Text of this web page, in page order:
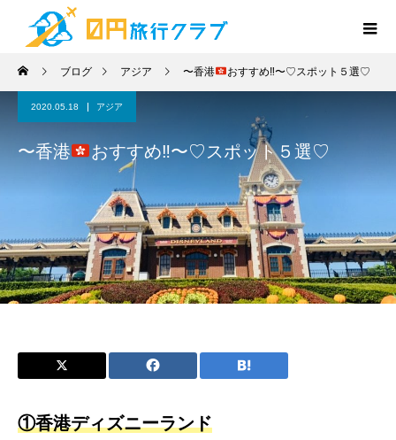
ブログ アジア 〜香港 おすすめ‼︎〜♡スポット５選♡
2020.05.18 アジア
〜香港 おすすめ‼︎〜♡スポット５選♡
①香港ディズニーランド